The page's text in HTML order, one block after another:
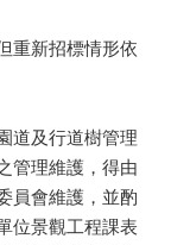
新招標情形依
及行道樹管理
管理維護，得由
員會維護，並酌
位景觀工程課表